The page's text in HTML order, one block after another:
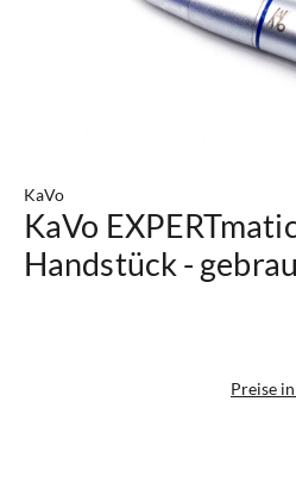
KaVo
KaVo
Handstück -
Preise